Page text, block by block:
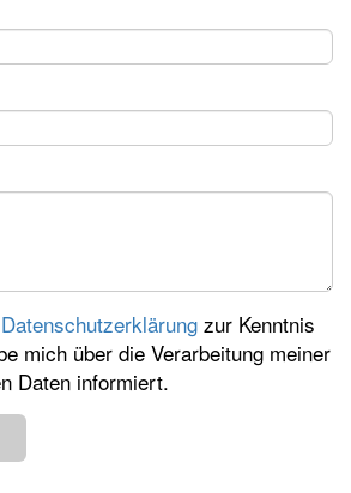
Datenschutzerklärung zur Kenntnis
mich über die Verarbeitung meiner
Daten informiert.